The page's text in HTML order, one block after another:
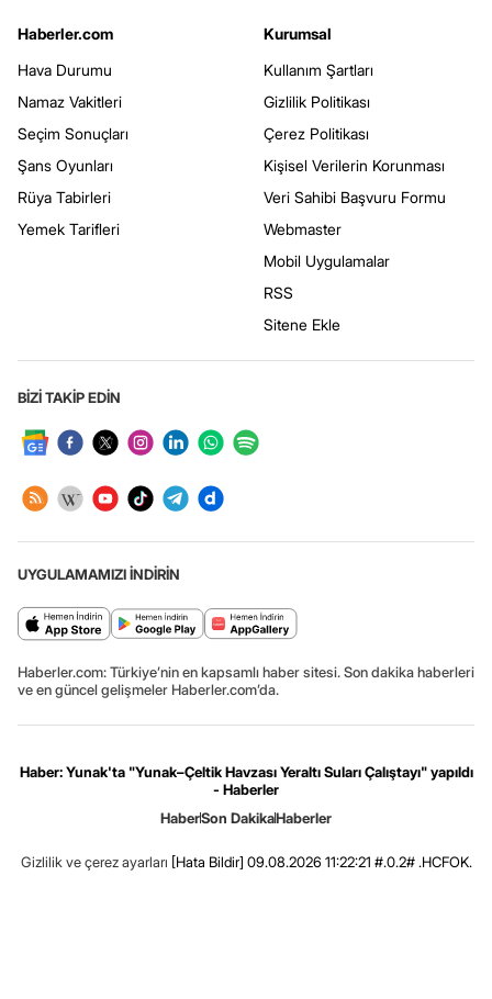
Haberler.com
Hava Durumu
Namaz Vakitleri
Seçim Sonuçları
Şans Oyunları
Rüya Tabirleri
Yemek Tarifleri
Kurumsal
Kullanım Şartları
Gizlilik Politikası
Çerez Politikası
Kişisel Verilerin Korunması
Veri Sahibi Başvuru Formu
Webmaster
Mobil Uygulamalar
RSS
Sitene Ekle
BİZİ TAKİP EDİN
UYGULAMAMIZI İNDİRİN
Haberler.com: Türkiye’nin en kapsamlı haber sitesi. Son dakika haberleri
ve en güncel gelişmeler Haberler.com’da.
Haber: Yunak'ta "Yunak–Çeltik Havzası Yeraltı Suları Çalıştayı" yapıldı
- Haberler
HaberSon DakikaHaberler
Gizlilik ve çerez ayarları [Hata Bildir] 09.08.2026 11:22:21 #.0.2# .HCFOK.